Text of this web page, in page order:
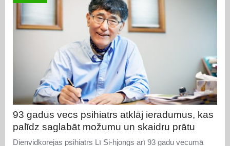
93 gadus vecs psihiatrs atklāj ieradumus, kas
palīdz saglabāt možumu un skaidru prātu
Dienvidkorejas psihiatrs Lī Si-hjongs arī 93 gadu vecumā